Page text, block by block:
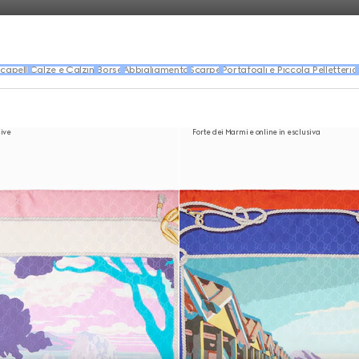
Calze e Calzini Borse Abbigliamento Scarpe Portafogli e Piccola Pelletteria
Forte dei Marmi e online in esclusiva